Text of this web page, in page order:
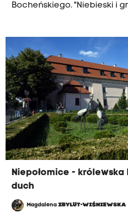
Bocheńskiego. "Niebieski i
żądnym przygód Franku
Niepołomice -
duch
MagdalenaZBYLUT-WIŚNIEWSKA